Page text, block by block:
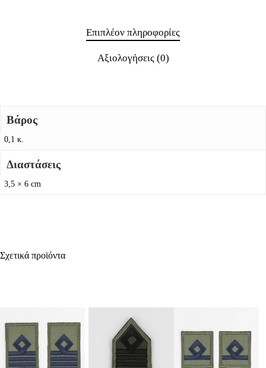
Επιπλέον πληροφορίες
Αξιολογήσεις (0)
Βάρος
0,1 κ.
Διαστάσεις
3,5 × 6 cm
Σχετικά προϊόντα